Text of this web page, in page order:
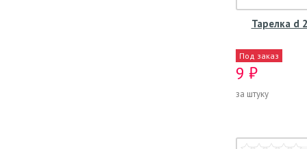
Тарелка d
Под заказ
9 ₽
за штуку